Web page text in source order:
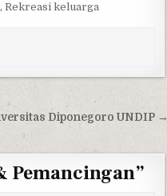
, Rekreasi keluarga
Diponegoro UNDIP →
Pemancingan”